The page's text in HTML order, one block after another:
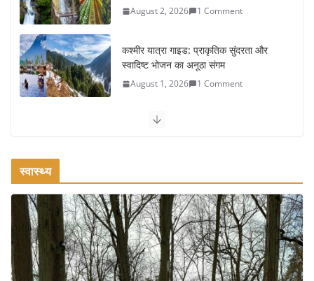
August 2, 2026 1 Comment
कश्मीर यात्रा गाइड: प्राकृतिक सुंदरता और
स्वादिष्ट भोजन का अनूठा संगम
August 1, 2026 1 Comment
वजन घटाने के लिए 8 बेहतरीन वॉकिंग
रामेश्वरम यात्रा गाइड: पवित्र तीर्थ स्थल, दर्शन
स्थल और पहुंच मार्ग
July 30, 2026 1 Comment
स्वास्थ्य